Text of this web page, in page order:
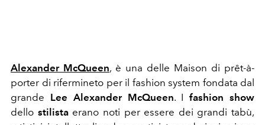
Alexander McQueen, è una delle Maison di prêt-à-
porter di rifermineto per il fashion system fondata dal
grande Lee Alexander McQueen. Ifashion show
dello stilistaerano noti per essere dei grandi tabù,